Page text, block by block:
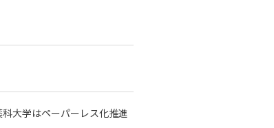
大学はペーパーレス化推進